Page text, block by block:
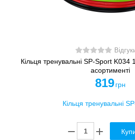
Кільця тренувальні SP-Sport
асортименті
819 грн